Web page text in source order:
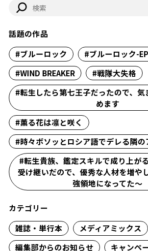
話題の作品
#ブルーロック
#ブルーロック-
#WIND BREAKER
#戦隊大失格
#転生したら第七王子だったので、気
めます
#薫る花は凛と咲く
#時々ボソッとロシア語でデレる隣の
#転生貴族、鑑定スキルで成り上が
受け継いだので、優秀な人材を増や
強領地になってた～
カテゴリー
雑誌・単行本
メディアミックス
編集部からのお知らせ
キャンペ